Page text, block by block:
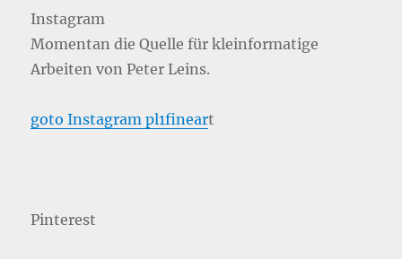
Instagram
Momentan die Quelle für kleinformatige
Arbeiten von Peter Leins.
goto Instagram pl1fineart
Pinterest